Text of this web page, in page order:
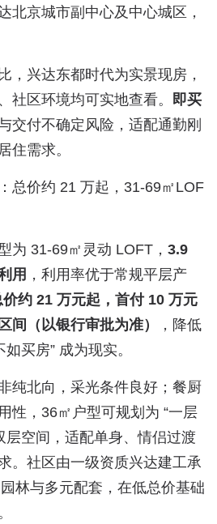
北京城市副中心及中心城区，
，兴达东都时代为实景现房，
社区环境均可实地查看。 即买
交付不确定风险，适配通勤刚
住需求。
总价约 21 万起，31-69㎡LOF
为 31-69㎡灵动 LOFT， 3.9
用 ，利用率优于常规平层产
价约 21 万元起，首付 10 万元
间（以银行审批为准）
，降低
买房” 成为现实。
纯北向，采光条件良好；餐厨
性，36㎡户型可规划为 “一层
层空间，适配单身、情侣过渡
。社区由一级资质兴达建工承
林与多元配套，在低总价基础